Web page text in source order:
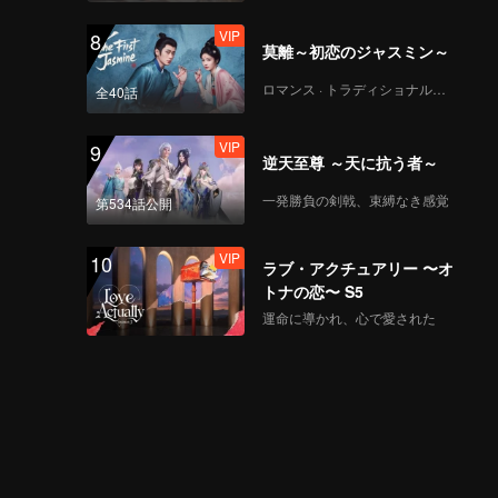
8
全40話
VIP
莫離～初恋のジャスミン～
ロマンス · トラディショナル・コスチューム
9
第534話公開
VIP
逆天至尊 ～天に抗う者～
一発勝負の剣戟、束縛なき感覚
10 VIP
ラブ・アクチュアリー 〜オ
トナの恋〜 S5
運命に導かれ、心で愛された